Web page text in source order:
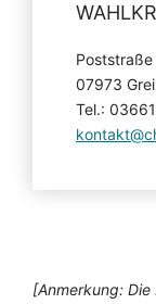
Poststraße
07973
Tel.:
[Anmerkung: